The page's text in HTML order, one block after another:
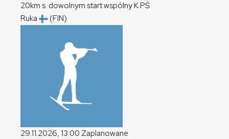
20km s. dowolnym start wspólnyKPŚ
Ruka
(FIN)
29.11.2026, 13:00 Zaplanowane